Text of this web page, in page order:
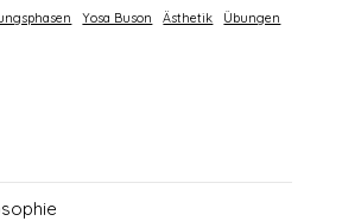
Yosa Buson Ästhetik Übungen